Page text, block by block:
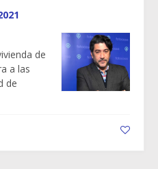
de
a las
de